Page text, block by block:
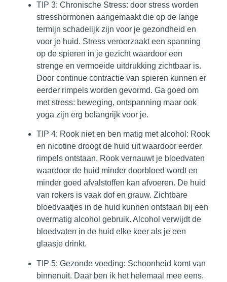
TIP 3: Chronische Stress: door stress worden
stresshormonen aangemaakt die op de lange
termijn schadelijk zijn voor je gezondheid en
voor je huid. Stress veroorzaakt een spanning
op de spieren in je gezicht waardoor een
strenge en vermoeide uitdrukking zichtbaar is.
Door continue contractie van spieren kunnen er
eerder rimpels worden gevormd. Ga goed om
met stress: beweging, ontspanning maar ook
yoga zijn erg belangrijk voor je.
TIP 4: Rook niet en ben matig met alcohol : Rook
en nicotine droogt de huid uit waardoor eerder
rimpels ontstaan. Rook vernauwt je bloedvaten
waardoor de huid minder doorbloed wordt en
minder goed afvalstoffen kan afvoeren. De huid
van rokers is vaak dof en grauw. Zichtbare
bloedvaatjes in de huid kunnen ontstaan bij een
overmatig alcohol gebruik. Alcohol verwijdt de
bloedvaten in de huid elke keer als je een
glaasje drinkt.
TIP 5: Gezonde voeding: Schoonheid komt van
binnenuit. Daar ben ik het helemaal mee eens.